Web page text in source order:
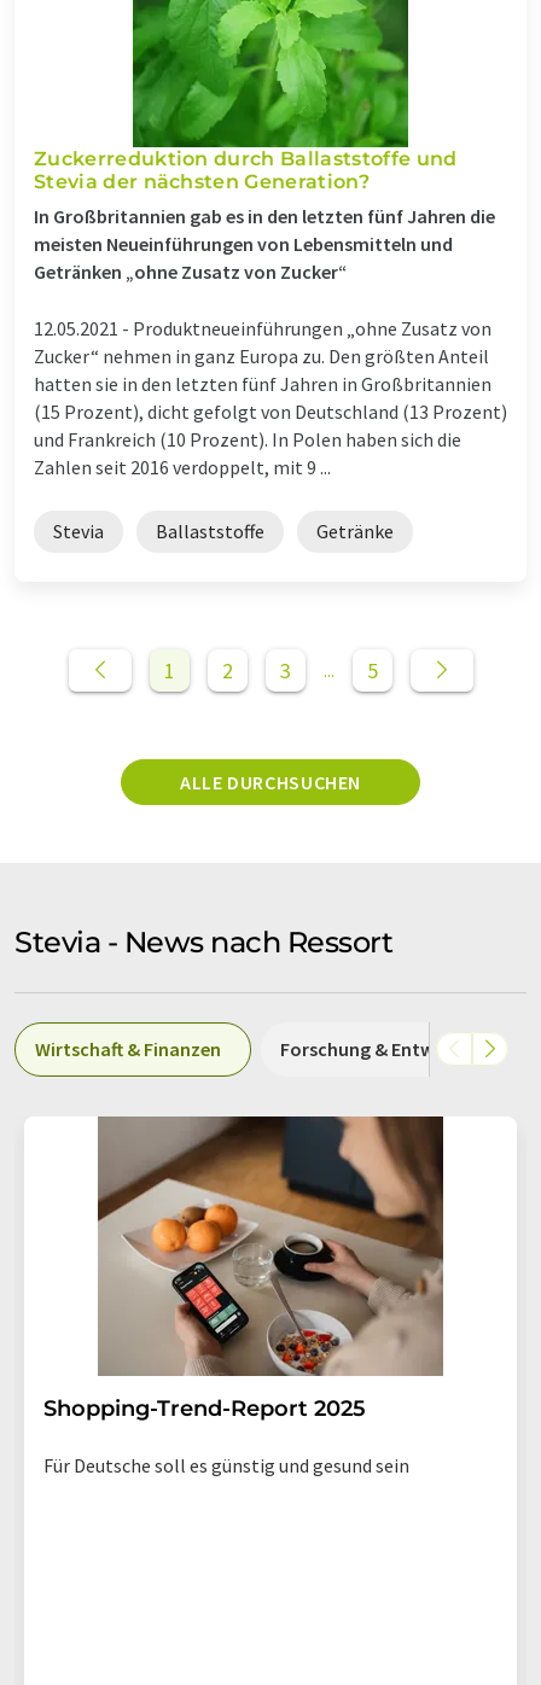
Zuckerreduktion durch Ballaststoffe und
Stevia der nächsten Generation?
In Großbritannien gab es in den letzten fünf Jahren die
meisten Neueinführungen von Lebensmitteln und
Getränken „ohne Zusatz von Zucker“
12.05.2021 - Produktneueinführungen „ohne Zusatz von
Zucker“ nehmen in ganz Europa zu. Den größten Anteil
hatten sie in den letzten fünf Jahren in Großbritannien
(15 Prozent), dicht gefolgt von Deutschland (13 Prozent)
und Frankreich (10 Prozent). In Polen haben sich die
Zahlen seit 2016 verdoppelt, mit 9 ...
Stevia Ballaststoffe Getränke
1 2 3 ... 5
ALLE DURCHSUCHEN
Stevia - News nach Ressort
Wirtschaft & Finanzen Forschung & Entwicklung
Shopping-Trend-Report 2025
Für Deutsche soll es günstig und gesund sein